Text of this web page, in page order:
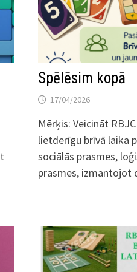
Spēlēsim kopā
17/04/2026
Mērķis: Veicināt
lietderīgu brīvā laika
sociālās prasmes,
prasmes, izmantojot